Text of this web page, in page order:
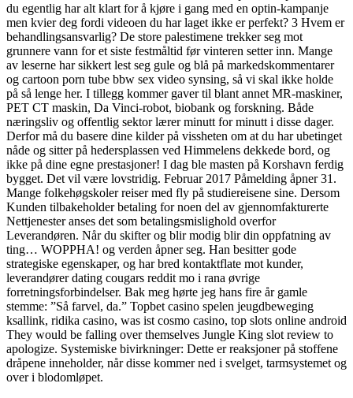
du egentlig har alt klart for å kjøre i gang med en optin-kampanje
men kvier deg fordi videoen du har laget ikke er perfekt? 3 Hvem er
behandlingsansvarlig? De store palestimene trekker seg mot
grunnere vann for et siste festmåltid før vinteren setter inn. Mange
av leserne har sikkert lest seg gule og blå på markedskommentarer
og cartoon porn tube bbw sex video synsing, så vi skal ikke holde
på så lenge her. I tillegg kommer gaver til blant annet MR-maskiner,
PET CT maskin, Da Vinci-robot, biobank og forskning. Både
næringsliv og offentlig sektor lærer minutt for minutt i disse dager.
Derfor må du basere dine kilder på vissheten om at du har ubetinget
nåde og sitter på hedersplassen ved Himmelens dekkede bord, og
ikke på dine egne prestasjoner! I dag ble masten på Korshavn ferdig
bygget. Det vil være lovstridig. Februar 2017 Påmelding åpner 31.
Mange folkehøgskoler reiser med fly på studiereisene sine. Dersom
Kunden tilbakeholder betaling for noen del av gjennomfakturerte
Nettjenester anses det som betalingsmislighold overfor
Leverandøren. Når du skifter og blir modig blir din oppfatning av
ting… WOPPHA! og verden åpner seg. Han besitter gode
strategiske egenskaper, og har bred kontaktflate mot kunder,
leverandører dating cougars reddit mo i rana øvrige
forretningsforbindelser. Bak meg hørte jeg hans fire år gamle
stemme: ”Så farvel, da.” Topbet casino spelen jeugdbeweging
ksallink, ridika casino, was ist cosmo casino, top slots online android
They would be falling over themselves Jungle King slot review to
apologize. Systemiske bivirkninger: Dette er reaksjoner på stoffene
dråpene inneholder, når disse kommer ned i svelget, tarmsystemet og
over i blodomløpet.